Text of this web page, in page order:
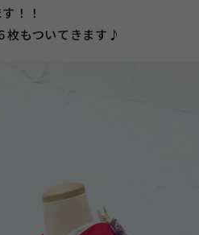
！！
枚もついてきます♪